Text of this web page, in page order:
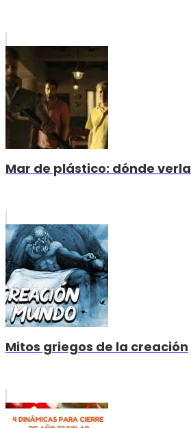
Mar de plástico: dónde verla
Mitos griegos de la creación